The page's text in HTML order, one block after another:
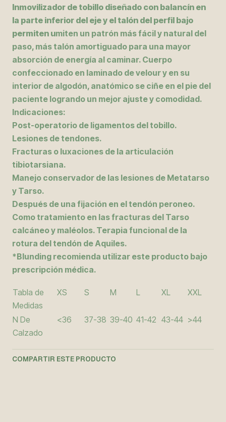
Inmovilizador de tobillo diseñado con balancín en
la parte inferior del eje y el talón del perfil bajo
permiten umiten un patrón más fácil y natural del
paso, más talón amortiguado para una mayor
absorción de energía al caminar. Cuerpo
confeccionado en laminado de velour y en su
interior de algodón, anatómico se ciñe en el pie del
paciente logrando un mejor ajuste y comodidad.
Indicaciones:
Post-operatorio de ligamentos del tobillo.
Lesiones de tendones.
Fracturas o luxaciones de la articulación
tibiotarsiana.
Manejo conservador de las lesiones de Metatarso
y Tarso.
Después de una fijación en el tendón peroneo.
Como tratamiento en las fracturas del Tarso
calcáneo y maléolos. Terapia funcional de la
rotura del tendón de Aquiles.
*Blunding recomienda utilizar este producto bajo
prescripción médica.
Tabla de
Medidas
XS S M L XL XXL
N De
Calzado
<36 37-38 39-40 41-42 43-44 >44
COMPARTIR ESTE PRODUCTO